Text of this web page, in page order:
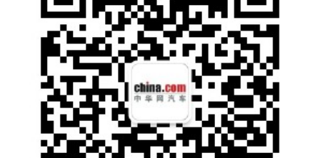
车国内零售171.2万辆，同比增长119.5%。同
时，5月新能源车厂商批发渗透率26.5%，较2
021年5月12.4%的渗透率，提升14个百分点。
其中，自主品牌新能源车渗透率达到45%。5
月新能源车零售渗透率26.6%，较2021年5月1
1.6%的渗透率，提升15个百分点。其中，自